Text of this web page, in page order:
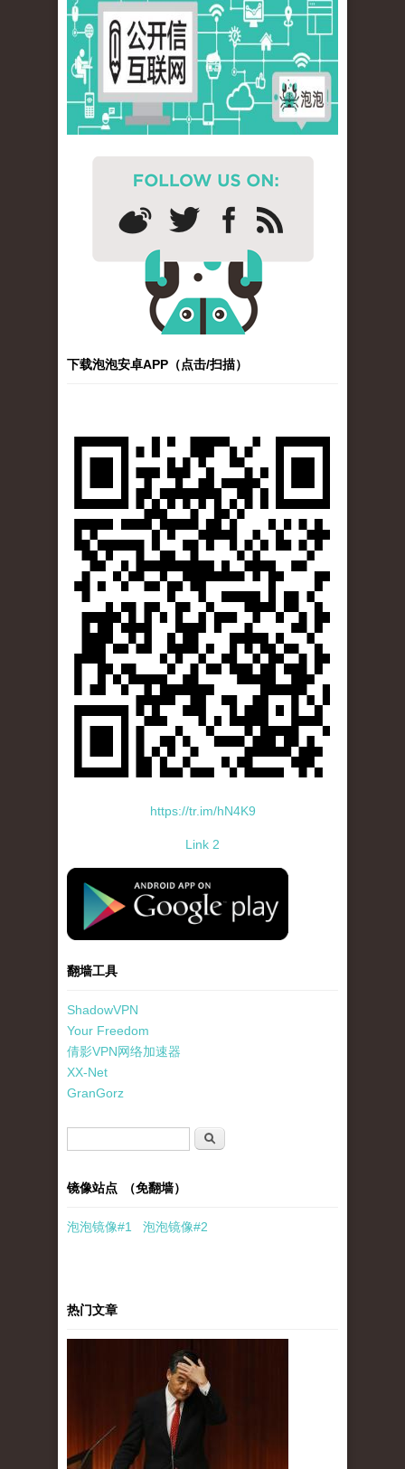
下载泡泡安卓APP（点击/扫描）
https://tr.im/hN4K9
Link 2
standard-icon-googleplay-app-store.png
翻墙工具
ShadowVPN
Your Freedom
倩影VPN网络加速器
XX-Net
GranGorz
搜索
镜像站点 （免翻墙）
泡泡镜像#1 泡泡镜像#2
热门文章